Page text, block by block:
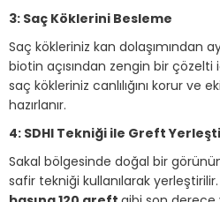
3: Saç Köklerini Besleme
Saç kökleriniz kan dolaşımından
biotin açısından zengin bir
saç kökleriniz canlılığını korur ve
hazırlanır.
4: SDHI Tekniği ile Greft
Sakal bölgesinde doğal bir
safir tekniği kullanılarak yerleştirilir.